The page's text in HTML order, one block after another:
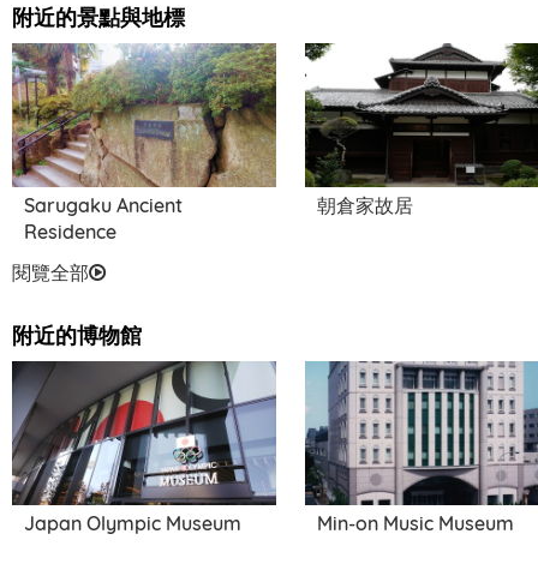
附近的景點與地標
Sarugaku Ancient
Residence
朝倉家故居
外苑西通
閱覽全部
附近的博物館
Japan Olympic Museum Min-on Music Museum